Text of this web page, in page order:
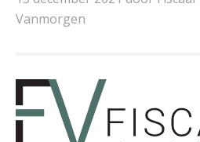
Vanmorgen
Jasper